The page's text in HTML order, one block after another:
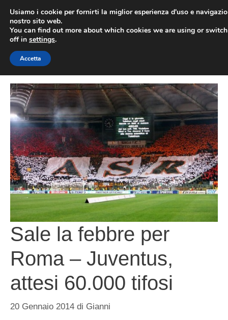
contenuto
Sale la febbre per
Roma – Juventus,
attesi 60.000 tifosi
20 Gennaio 2014 di Gianni
Usiamo i cookie per fornirti la miglior esperienza d'uso e
nostro sito web.
You can find out more about which cookies we are using or
off in settings.
Accetta